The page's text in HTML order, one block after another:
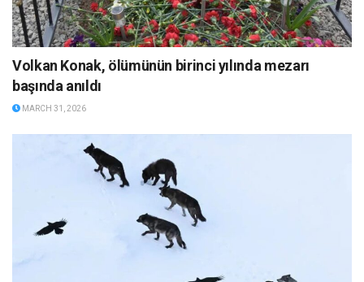
Volkan Konak, ölümünün birinci yılında mezarı
başında anıldı
MARCH 31, 2026